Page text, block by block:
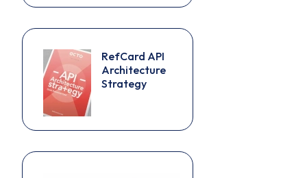
RefCard API
Architecture
Strategy